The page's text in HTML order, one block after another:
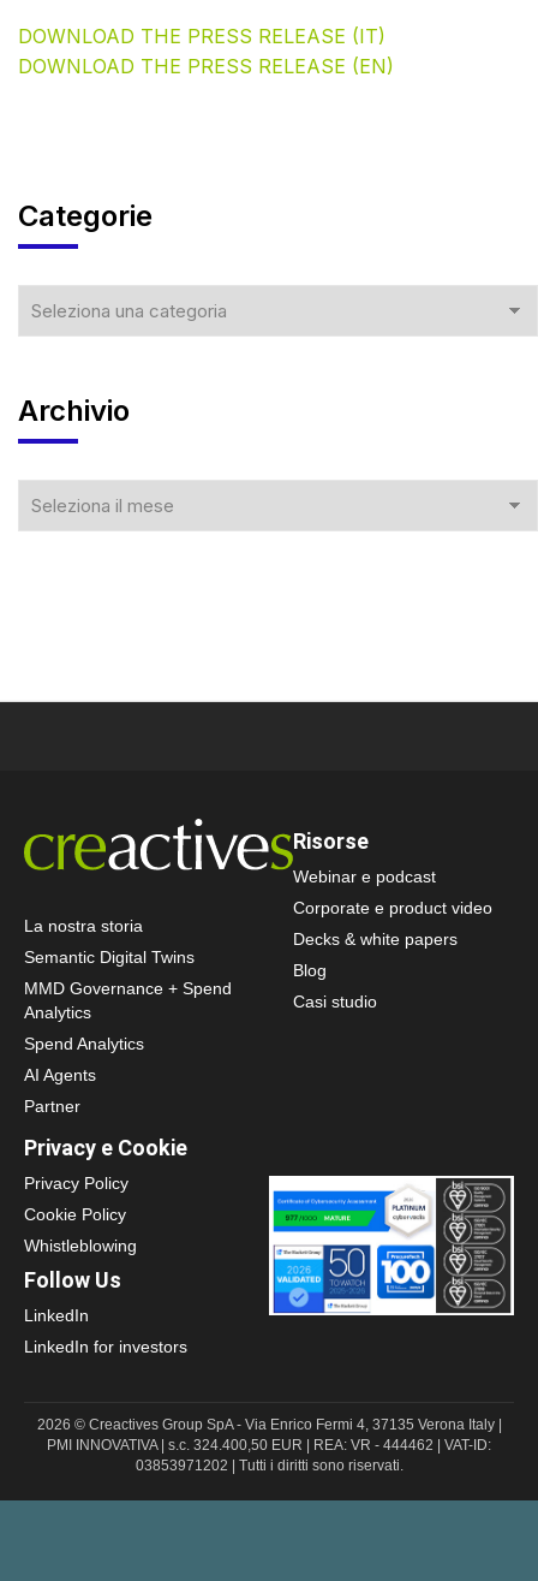
DOWNLOAD THE PRESS RELEASE (IT)
DOWNLOAD THE PRESS RELEASE (EN)
Categorie
Archivio
La nostra storia
Semantic Digital Twins
MMD Governance + Spend
Analytics
Spend Analytics
AI Agents
Partner
Risorse
Webinar e podcast
Corporate e product video
Decks & white papers
Blog
Casi studio
Privacy e Cookie
Privacy Policy
Cookie Policy
Whistleblowing
Follow Us
LinkedIn
LinkedIn for investors
2026 © Creactives Group SpA - Via Enrico Fermi 4, 37135 Verona Italy |
PMI INNOVATIVA | s.c. 324.400,50 EUR | REA: VR - 444462 | VAT-ID:
03853971202 | Tutti i diritti sono riservati.